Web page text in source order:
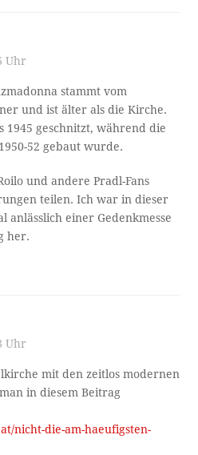
Uhr
stammt vom
und ist älter als die Kirche.
geschnitzt, während die
52 gebaut wurde.
und andere Pradl-Fans
teilen. Ich war in dieser
anlässlich einer Gedenkmesse
her.
Uhr
mit den zeitlos modernen
in diesem Beitrag
nicht-die-am-haeufigsten-